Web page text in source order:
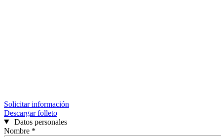
Solicitar información
Descargar folleto
Datos personales
Nombre *